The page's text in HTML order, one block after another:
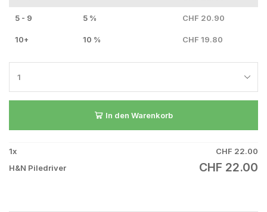
5 - 9 5 % CHF 20.90
10+ 10 % CHF 19.80
In den Warenkorb
1x CHF 22.00
H&N Piledriver
CHF 22.00